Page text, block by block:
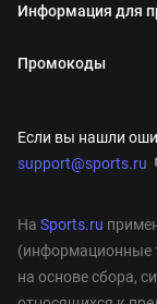
Информация для
Промокоды
Если вы нашли
support@sports.ru
На Sports.ru
(информационные
на основе сбора,